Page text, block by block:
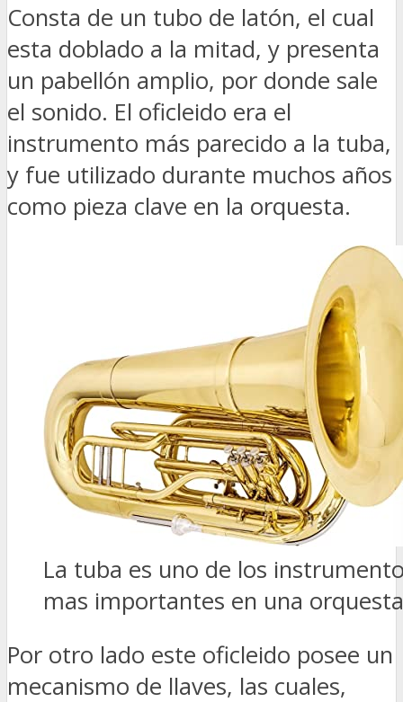
Consta de un tubo de latón, el cual
esta doblado a la mitad, y presenta
un pabellón amplio, por donde sale
el sonido. El oficleido era el
instrumento más parecido a la tuba,
y fue utilizado durante muchos años
como pieza clave en la orquesta.
La tuba es uno de los
mas importantes en una orquesta
Por otro lado este oficleido posee un
mecanismo de llaves, las cuales,